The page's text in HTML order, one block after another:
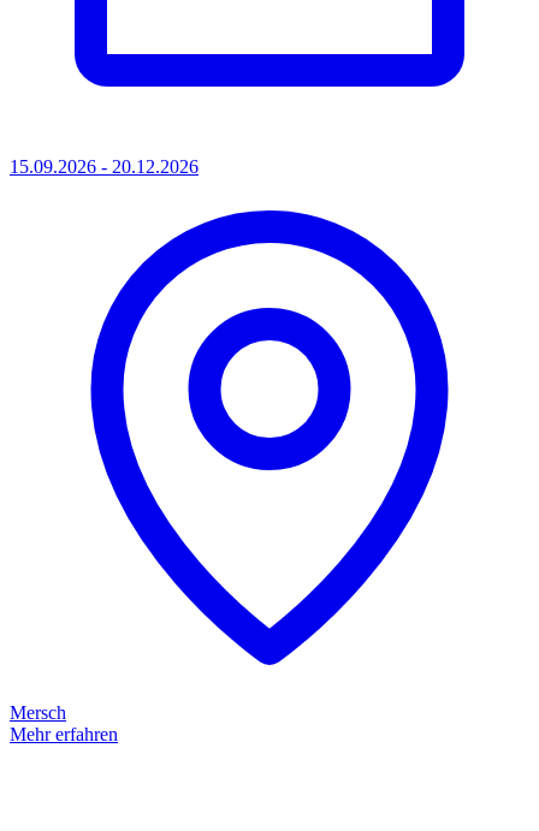
15.09.2026 - 20.12.2026
Mersch
Mehr erfahren